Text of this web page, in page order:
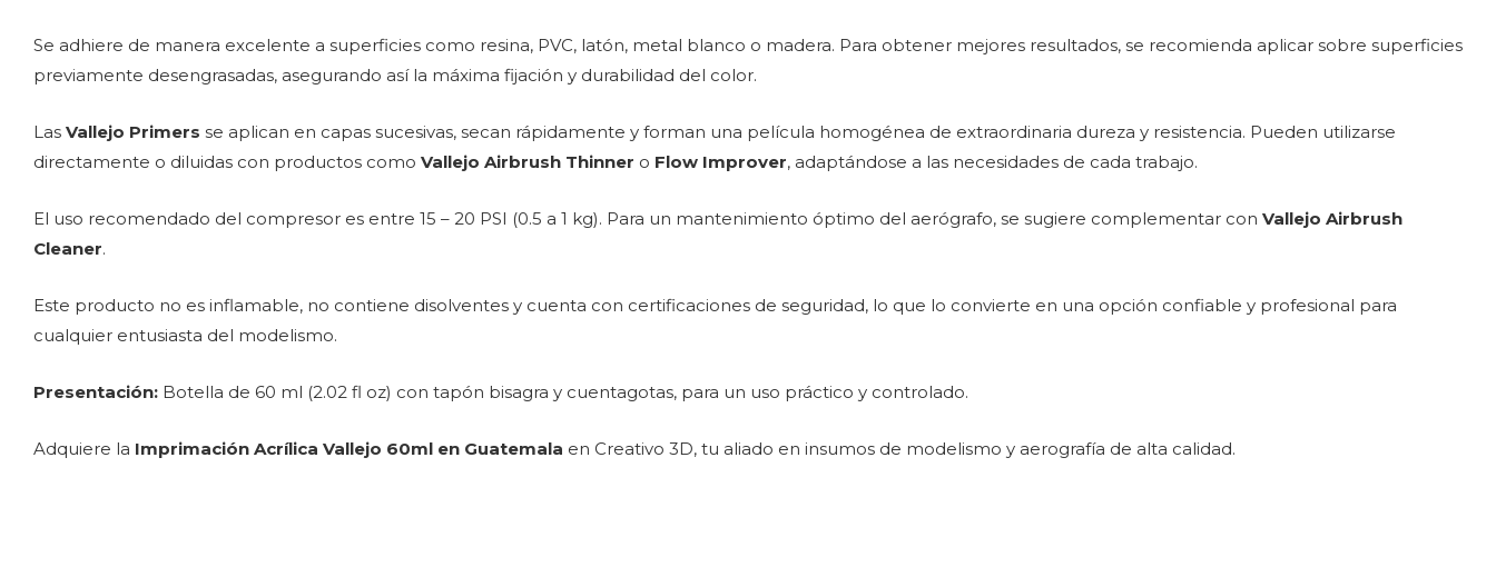
Se adhiere de manera excelente a superficies como resina, PVC, latón, metal blanco o madera. Para obtener mejores resultados, se recomienda aplicar sobre superficies
previamente desengrasadas, asegurando así la máxima fijación y durabilidad del color.
Las Vallejo Primers se aplican en capas sucesivas, secan rápidamente y forman una película homogénea de extraordinaria dureza y resistencia. Pueden utilizarse
directamente o diluidas con productos como Vallejo Airbrush Thinner o Flow Improver, adaptándose a las necesidades de cada trabajo.
El uso recomendado del compresor es entre 15 – 20 PSI (0.5 a 1 kg). Para un mantenimiento óptimo del aerógrafo, se sugiere complementar con Vallejo Airbrush
Cleaner.
Este producto no es inflamable, no contiene disolventes y cuenta con certificaciones de seguridad, lo que lo convierte en una opción confiable y profesional para
cualquier entusiasta del modelismo.
Presentación: Botella de 60 ml (2.02 fl oz) con tapón bisagra y cuentagotas, para un uso práctico y controlado.
Adquiere la Imprimación Acrílica Vallejo 60ml en Guatemala en Creativo 3D, tu aliado en insumos de modelismo y aerografía de alta calidad.